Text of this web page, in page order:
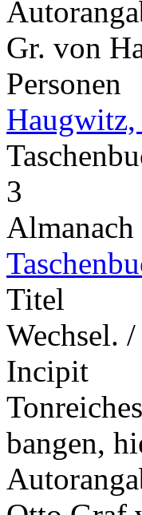
Gr. von
Personen
3
Almanach
Titel
Wechsel.
Incipit
bangen,